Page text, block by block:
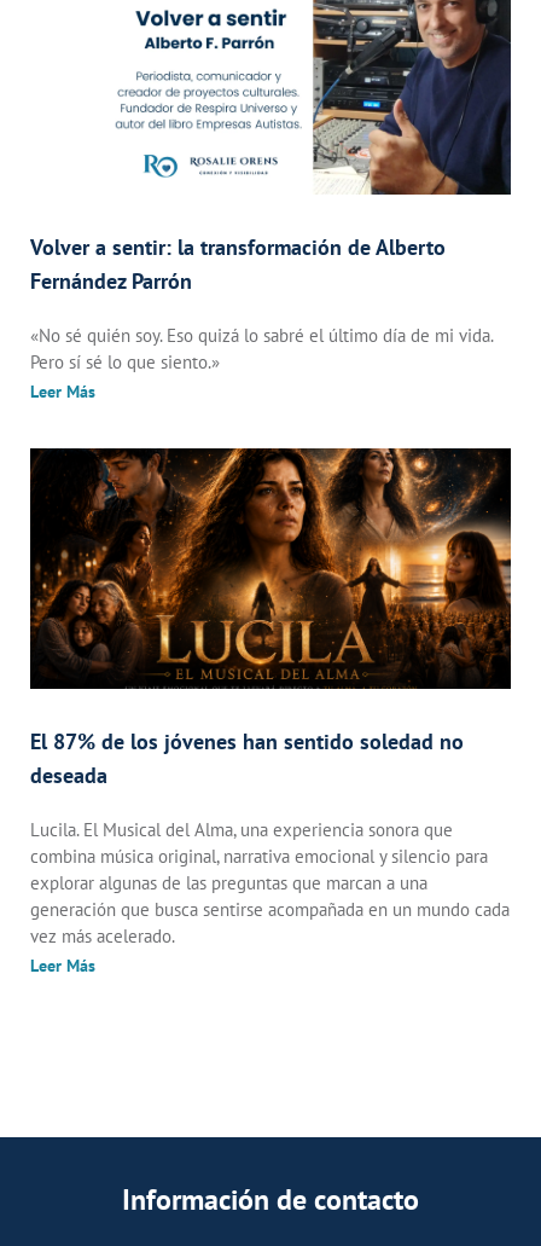
Volver a sentir: la transformación de Alberto
Fernández Parrón
«No sé quién soy. Eso quizá lo sabré el último día de mi vida.
Pero sí sé lo que siento.»
Leer Más
El 87% de los jóvenes han sentido soledad no
deseada
Lucila. El Musical del Alma, una experiencia sonora que
combina música original, narrativa emocional y silencio para
explorar algunas de las preguntas que marcan a una
generación que busca sentirse acompañada en un mundo cada
vez más acelerado.
Leer Más
Información de contacto